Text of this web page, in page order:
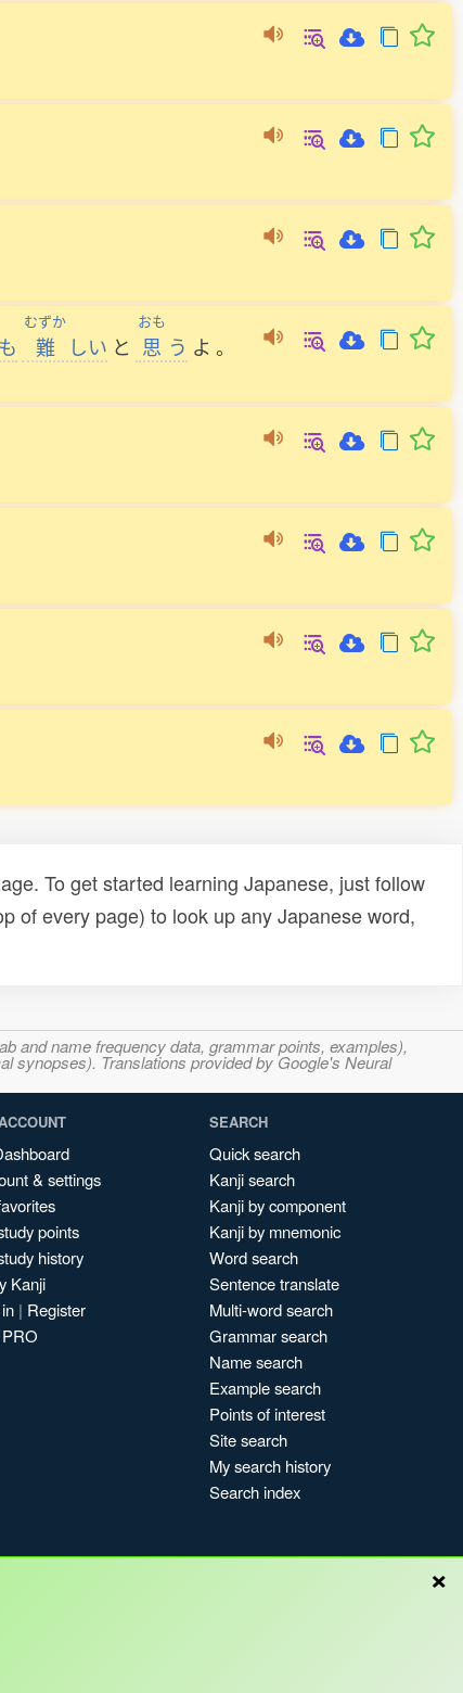
むずか
難 しい と
おも
思 う よ 。
To get started learning Japanese, just follow
of every page) to look up any Japanese word,
and name frequency data, grammar points, examples),
synopses). Translations provided by Google's Neural
& settings
points
history
Kanji
| Register
SEARCH
Quick search
Kanji search
Kanji by component
Kanji by mnemonic
Word search
Sentence translate
Multi-word search
Grammar search
Name search
Example search
Points of interest
Site search
My search history
Search index
×